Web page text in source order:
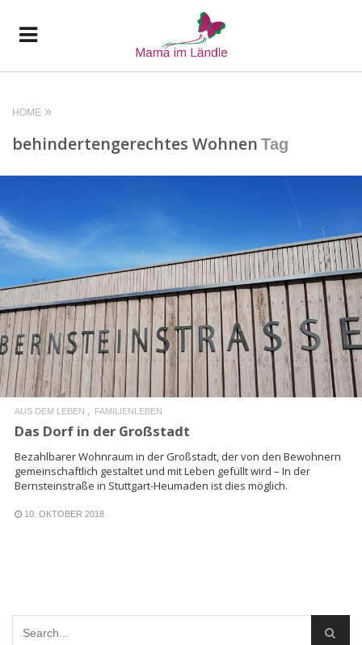
HOME
behindertengerechtes Wohnen Tag
READ MORE
AUS DEM LEBEN FAMILIENLEBEN
Das Dorf in der Großstadt
Bezahlbarer Wohnraum in der Großstadt, der von den Bewohnern
gemeinschaftlich gestaltet und mit Leben gefüllt wird – In der
Bernsteinstraße in Stuttgart-Heumaden ist dies möglich.
10. OKTOBER 2018